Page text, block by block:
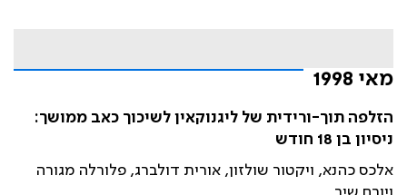
מאי 1998
הזלפה תוך-ורידית של ליגנוקאין לשיכוך כאב ממושך:
ניסיון בן 18 חודש
אלכס כהנא, ויקטור שולזון, אורית דולברג, פלורלה מגורה